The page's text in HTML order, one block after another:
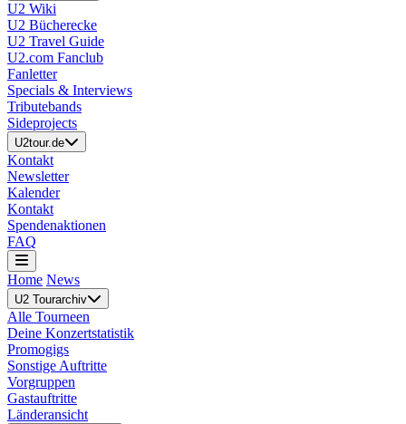
U2 Wiki
U2 Bücherecke
U2 Travel Guide
U2.com Fanclub
Fanletter
Specials & Interviews
Tributebands
Sideprojects
U2tour.de
Kontakt
Newsletter
Kalender
Kontakt
Spendenaktionen
FAQ
Home News
U2 Tourarchiv
Alle Tourneen
Deine Konzertstatistik
Promogigs
Sonstige Auftritte
Vorgruppen
Gastauftritte
Länderansicht